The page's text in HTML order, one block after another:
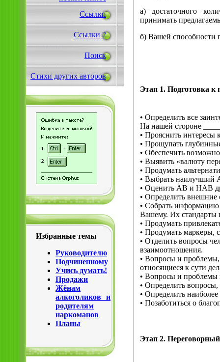
Ссылки
Ссылки 2
Поиск
Стихи других авторов
Избранные темы
Руководителю
Подчиненному
Учись думать!
Продажи
Жёнам
алкоголиков и
родителям
наркоманов
Планы
а) достаточного
принимать
б) Вашей способности
Этап 1. Подготовка к
• Определить все
На нашей стороне
• Прояснить интересы
• Прощупать
• Обеспечить
• Выявить «валюту
• Продумать
• Выбрать наилучший
• Оценить АВ и НАВ
• Определить внешние
• Собрать
Вашему. Их стандарты
• Продумать
• Продумать
• Отделить вопросы
взаимоотношения.
• Вопросы и
относящиеся к сути
• Вопросы и проблемы
• Определить
• Определить
• Позаботиться о
Этап 2. Переговорный